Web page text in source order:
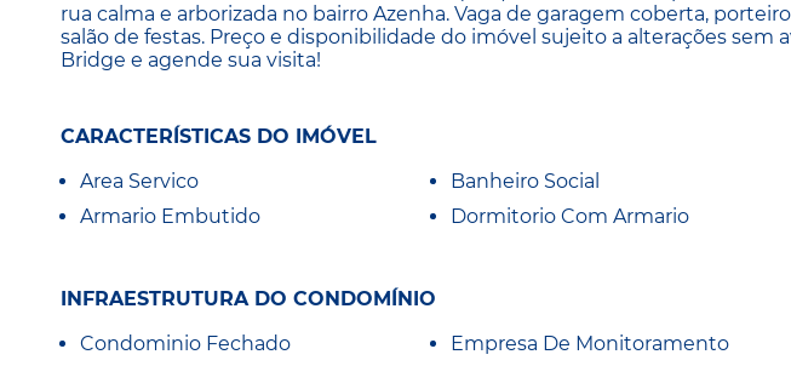
rua calma e arborizada no bairro Azenha. Vaga de garagem coberta,
salão de festas. Preço e disponibilidade do imóvel sujeito a alterações sem
Bridge e agende sua visita!
CARACTERÍSTICAS DO IMÓVEL
Area Servico
Armario Embutido
Banheiro Social
Dormitorio Com Armario
INFRAESTRUTURA DO CONDOMÍNIO
Condominio Fechado
Empresa De Monitoramento